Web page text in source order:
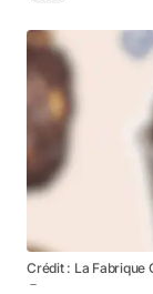
Crédit : La Fabrique
－